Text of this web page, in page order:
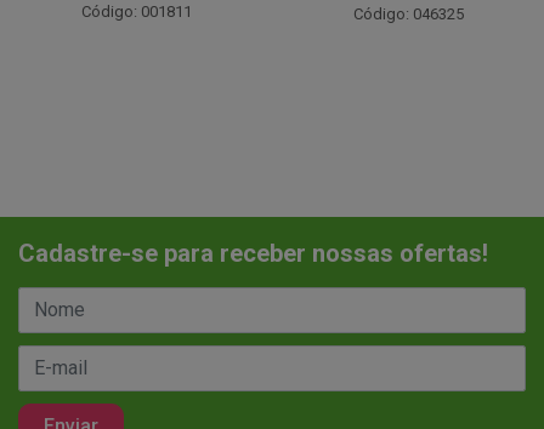
Código: 046325 Código: 037442
Cadastre-se para receber nossas ofertas!